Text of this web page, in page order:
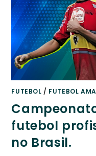
FUTEBOL / FUTEBOL
futebol
no Brasil.